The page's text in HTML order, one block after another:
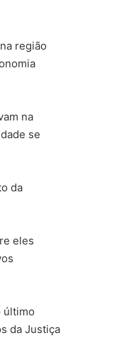
região
na
se
da
eles
último
da Justiça